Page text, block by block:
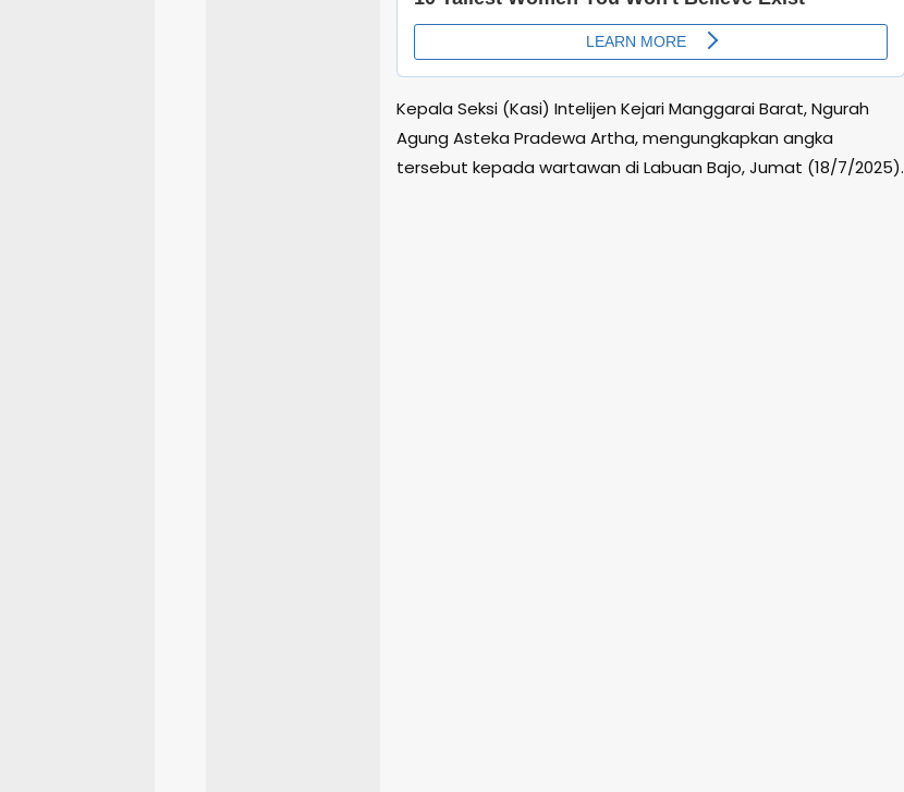
Kepala Seksi (Kasi) Intelijen Kejari Manggarai Barat, Ngurah
Agung Asteka Pradewa Artha, mengungkapkan angka
tersebut kepada wartawan di Labuan Bajo, Jumat (18/7/2025).